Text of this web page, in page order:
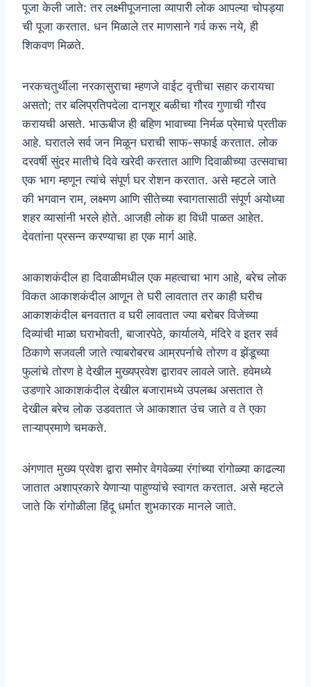
पूजा केली जाते: तर लक्ष्मीपूजनाला व्यापारी लोक आपल्या चोपड्या
ची पूजा करतात. धन मिळाले तर माणसाने गर्व करू नये, ही
शिकवण मिळते.
नरकचतुर्थीला नरकासुराचा म्हणजे वाईट वृत्तीचा सहार करायचा
असतो; तर बलिप्रतिपदेला दानशूर बळीचा गौरव गुणाची गौरव
करायची असते. भाऊबीज ही बहिण भावाच्या निर्मळ प्रेमाचे प्रतीक
आहे. घरातले सर्व जन मिळून घराची साफ-सफाई करतात. लोक
दरवर्षी सुंदर मातीचे दिवे खरेदी करतात आणि दिवाळीच्या उत्सवाचा
एक भाग म्हणून त्यांचे संपूर्ण घर रोशन करतात. असे म्हटले जाते
की भगवान राम, लक्ष्मण आणि सीतेच्या स्वागतासाठी संपूर्ण अयोध्या
शहर व्यासांनी भरले होते. आजही लोक हा विधी पाळत आहेत.
देवतांना प्रसन्न करण्याचा हा एक मार्ग आहे.
आकाशकंदील हा दिवाळीमधील एक महत्वाचा भाग आहे, बरेच लोक
विकत आकाशकंदील आणून ते घरी लावतात तर काही घरीच
आकाशकंदील बनवतात व घरी लावतात ज्या बरोबर विजेच्या
दिव्यांची माळा घराभोवती, बाजारपेठे, कार्यालये, मंदिरे व इतर सर्व
ठिकाणे सजवली जाते त्याबरोबरच आम्रपर्नाचे तोरण व झेंडूच्या
फुलांचे तोरण हे देखील मुख्यप्रवेश द्वारावर लावले जाते. हवेमध्ये
उडणारे आकाशकंदील देखील बजारामध्ये उपलब्ध असतात ते
देखील बरेच लोक उडवतात जे आकाशात उंच जाते व ते एका
ताऱ्याप्रमाणे चमकते.
अंगणात मुख्य प्रवेश द्वारा समोर वेगवेळ्या रंगांच्या रांगोळ्या काढल्या
जातात अशाप्रकारे येणाऱ्या पाहुण्यांचे स्वागत करतात. असे म्हटले
जाते कि रांगोळीला हिंदू धर्मात शुभकारक मानले जाते.